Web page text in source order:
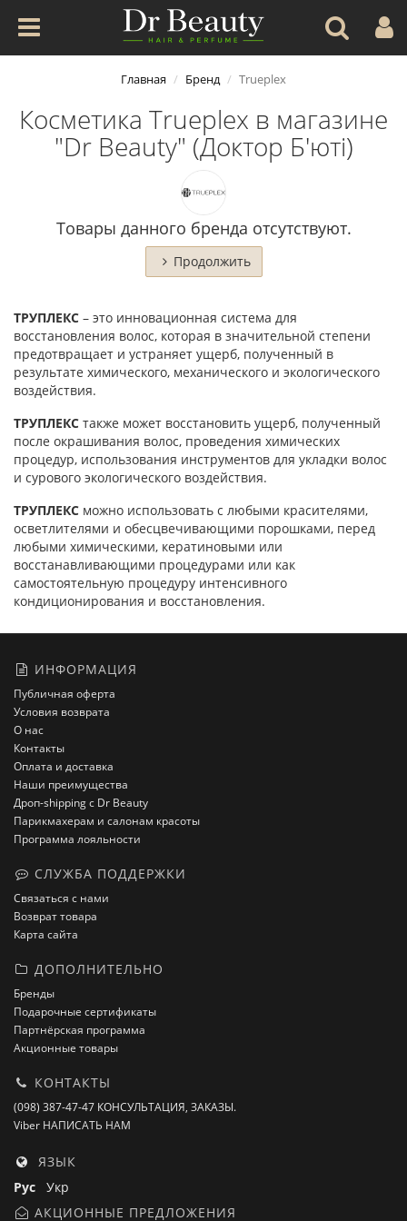
Главная Бренд Trueplex
Косметика Trueplex в магазине
"Dr Beauty" (Доктор Б'юті)
Товары данного бренда отсутствуют.
Продолжить
ТРУПЛЕКС – это инновационная система для
восстановления волос, которая в значительной степени
предотвращает и устраняет ущерб, полученный в
результате химического, механического и экологического
воздействия.
ТРУПЛЕКС также может восстановить ущерб, полученный
после окрашивания волос, проведения химических
процедур, использования инструментов для укладки волос
и сурового экологического воздействия.
ТРУПЛЕКС можно использовать с любыми красителями,
осветлителями и обесцвечивающими порошками, перед
любыми химическими, кератиновыми или
восстанавливающими процедурами или как
самостоятельную процедуру интенсивного
кондиционирования и восстановления.
ИНФОРМАЦИЯ
Публичная оферта
Условия возврата
О нас
Контакты
Оплата и доставка
Наши преимущества
Дроп-shipping с Dr Beauty
Парикмахерам и салонам красоты
Программа лояльности
СЛУЖБА ПОДДЕРЖКИ
Связаться с нами
Возврат товара
Карта сайта
ДОПОЛНИТЕЛЬНО
Бренды
Подарочные сертификаты
Партнёрская программа
Акционные товары
КОНТАКТЫ
(098) 387-47-47 КОНСУЛЬТАЦИЯ, ЗАКАЗЫ.
Viber НАПИСАТЬ НАМ
ЯЗЫК
Рус Укр
АКЦИОННЫЕ ПРЕДЛОЖЕНИЯ